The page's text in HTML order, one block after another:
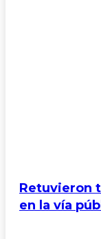
Retuvieron
en la vía